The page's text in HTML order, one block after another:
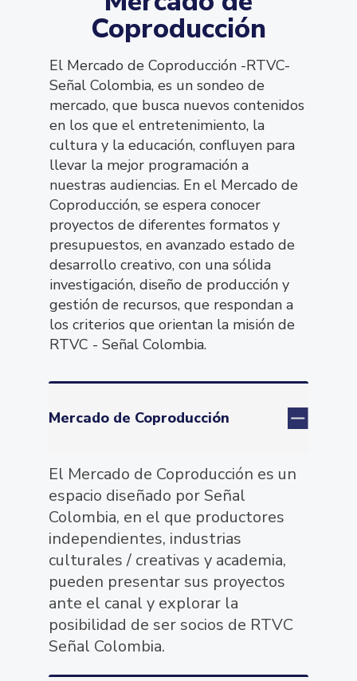
Coproducción
El Mercado de Coproducción -RTVC-
Señal Colombia, es un sondeo de
mercado, que busca nuevos contenidos
en los que el entretenimiento, la
cultura y la educación, confluyen para
llevar la mejor programación a
nuestras audiencias. En el Mercado de
Coproducción, se espera conocer
proyectos de diferentes formatos y
presupuestos, en avanzado estado de
desarrollo creativo, con una sólida
investigación, diseño de producción y
gestión de recursos, que respondan a
los criterios que orientan la misión de
RTVC - Señal Colombia.
Mercado de Coproducción
El Mercado de Coproducción es un
espacio diseñado por Señal
Colombia, en el que productores
independientes, industrias
culturales / creativas y academia,
pueden presentar sus proyectos
ante el canal y explorar la
posibilidad de ser socios de RTVC
Señal Colombia.